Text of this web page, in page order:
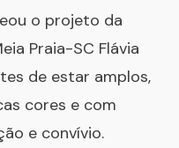
o projeto da
Praia-SC Flávia
de estar amplos,
cores e com
e convívio.